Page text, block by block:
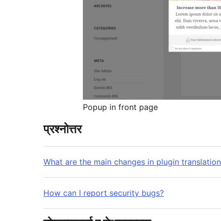
Popup in front page
प्रश्नोत्तर
What are the main changes in plugin
How can I report security bugs?